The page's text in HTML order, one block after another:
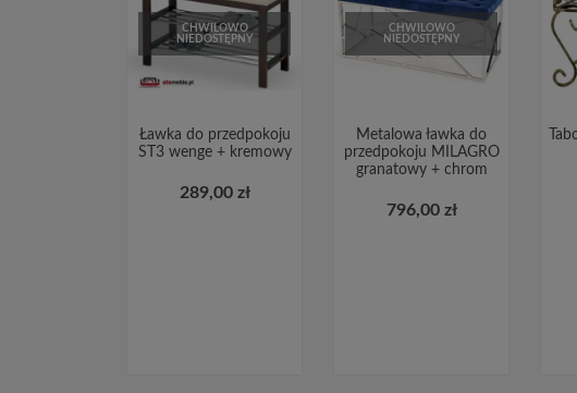
CHWILOWO
NIEDOSTĘPNY
Ławka do przedpokoju
ST3 wenge + kremowy
289,00 zł
CHWILOWO
NIEDOSTĘPNY
Metalowa ławka do
przedpokoju MILAGRO
granatowy + chrom
796,00 zł